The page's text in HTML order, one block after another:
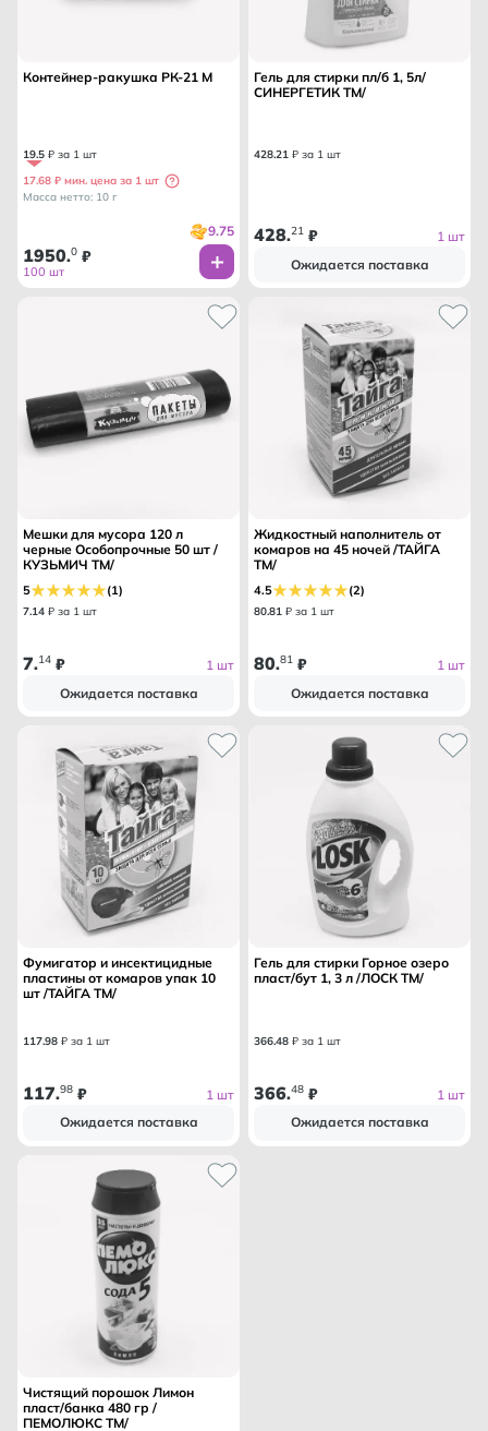
Контейнер-ракушка РК-21 М
19.5 ₽ за 1 шт
17.68 ₽ мин. цена за 1 шт
Масса нетто: 10 г
9.75
1950.0 ₽
100 шт
Гель для стирки пл/б 1, 5л/
СИНЕРГЕТИК ТМ/
428.21 ₽ за 1 шт
428.21 ₽
1 шт
Ожидается поставка
Мешки для мусора 120 л
черные Особопрочные 50 шт /
КУЗЬМИЧ ТМ/
5 (1)
7.14 ₽ за 1 шт
7.14 ₽
1 шт
Ожидается поставка
Жидкостный наполнитель от
комаров на 45 ночей /ТАЙГА
ТМ/
4.5 (2)
80.81 ₽ за 1 шт
80.81 ₽
1 шт
Ожидается поставка
Фумигатор и инсектицидные
пластины от комаров упак 10
шт /ТАЙГА ТМ/
117.98 ₽ за 1 шт
117.98 ₽
1 шт
Ожидается поставка
Гель для стирки Горное озеро
пласт/бут 1, 3 л /ЛОСК ТМ/
366.48 ₽ за 1 шт
366.48 ₽
1 шт
Ожидается поставка
Чистящий порошок Лимон
пласт/банка 480 гр /
ПЕМОЛЮКС ТМ/